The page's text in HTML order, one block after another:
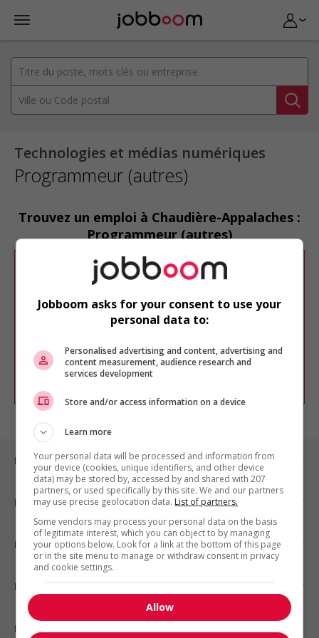
Technologies et médias numériques
Programmeur (autres)
Trouvez un emploi à Chaudière-Appalaches :
Programmeur (autres)
Désolé, cette recherche n'a produit aucun
résultat.
Veuillez faire une nouvelle recherche.
Vous pouvez en tout temps utiliser nos
chercher un poste selon votre profil
d'intérêt en emploi en vousinscrivant
comme membre Jobboom.
Emplois par ville
Emplois par secteur
Emplois par statut
Emplois par type
Nos suggestions
Jobboom asks for your consent to use your
personal data to:
Personalised advertising and content, advertising and
content measurement, audience research and
services development
Store and/or access information on a device
Learn more
Your personal data will be processed and information from
your device (cookies, unique identifiers, and other device
data) may be stored by, accessed by and shared with 207
partners, or used specifically by this site. We and our partners
may use precise geolocation data. List of partners.
Some vendors may process your personal data on the basis
of legitimate interest, which you can object to by managing
your options below. Look for a link at the bottom of this page
or in the site menu to manage or withdraw consent in privacy
and cookie settings.
Allow